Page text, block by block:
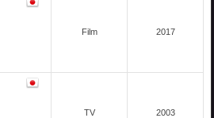
Film 2017
TV 2003